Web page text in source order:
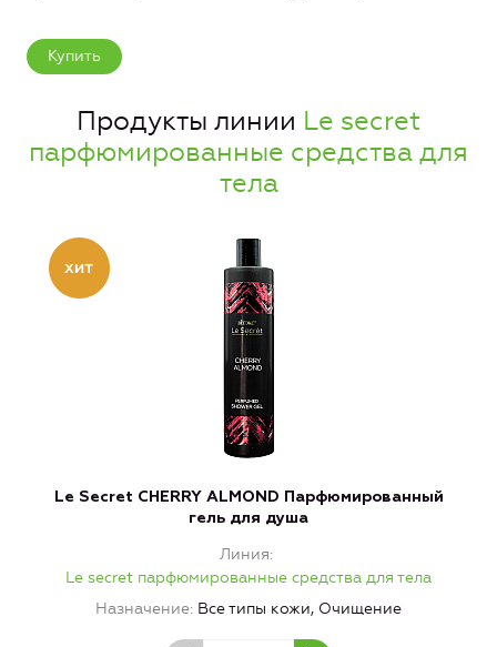
Купить
Продукты линии Le secret
парфюмированные средства для
тела
Le Secret CHERRY ALMOND Парфюмированный
гель для душа
Линия
Le secret парфюмированные средства для тела
Назначение Все типы кожи, Очищение